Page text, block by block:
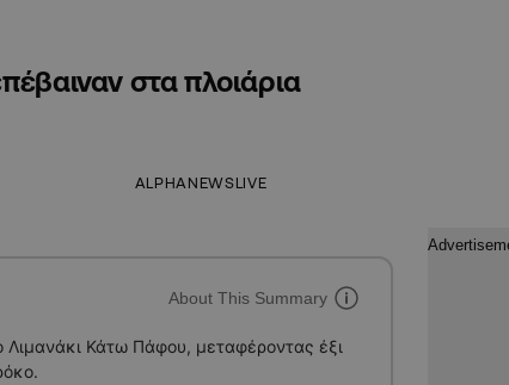
στα πλοιάρια
ALPHANEWSLIVE
About This Summary
Κάτω Πάφου, μεταφέροντας έξι